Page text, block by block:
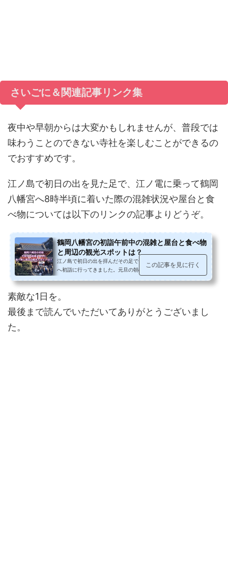
さいごに＆関連記事リンク集
夜中や早朝からは大変かもしれませんが、普段では
味わうことのできない寺社を楽しむことができるの
でおすすめです。
江ノ島で初日の出を見た足で、江ノ電に乗って鶴岡
八幡宮へ8時半頃に着いた際の混雑状況や屋台と食
べ物については以下のリンクの記事よりどうぞ。
鶴岡八幡宮の初詣午前中の混雑と屋台と食べ物
と周辺の観光スポットは？
江ノ島で初日の出を拝んだその足で、江ノ電に乗って鶴岡八幡宮
へ初詣に行ってきました。元旦の朝の参拝と御朱印の混雑と待ち
この記事を見に行く
素敵な1日を。
最後まで読んでいただいてありがとうございまし
た。